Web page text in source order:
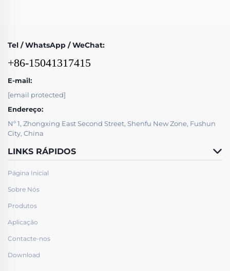
Tel / WhatsApp / WeChat:
+86-15041317415
E-mail:
[email protected]
Endereço:
Nº 1, Zhongxing East Second Street, Shenfu New Zone, Fushun
City, China
LINKS RÁPIDOS
Página Inicial
Sobre Nós
Produtos
Aplicação
Contacte-nos
Download